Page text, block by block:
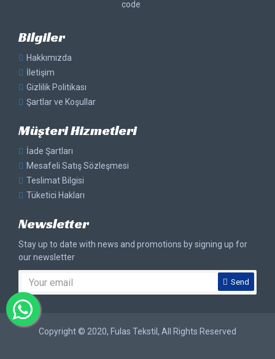
code
Bilgiler
Hakkımızda
İletişim
Gizlilik Politikası
Şartlar ve Koşullar
Müşteri Hizmetleri
İade Şartları
Mesafeli Satış Sözleşmesi
Teslimat Bilgisi
Tüketici Hakları
Newsletter
Stay up to date with news and promotions by signing up for
our newsletter
Send
Copyright © 2020, Fulas Tekstil, All Rights Reserved